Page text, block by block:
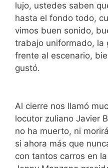
lujo, ustedes saben
hasta el fondo todo,
vimos buen sonido,
trabajo uniformado, la
frente al escenario,
gustó.
Al cierre nos llamó
locutor zuliano Javier
no ha muerto, ni
si ahora más que
con tantos carros en